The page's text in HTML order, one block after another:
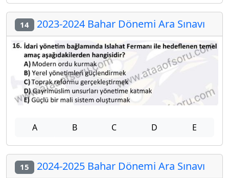
14 2023-2024 Bahar Dönemi Ara Sınavı
A B C D E
15 2024-2025 Bahar Dönemi Ara Sınavı